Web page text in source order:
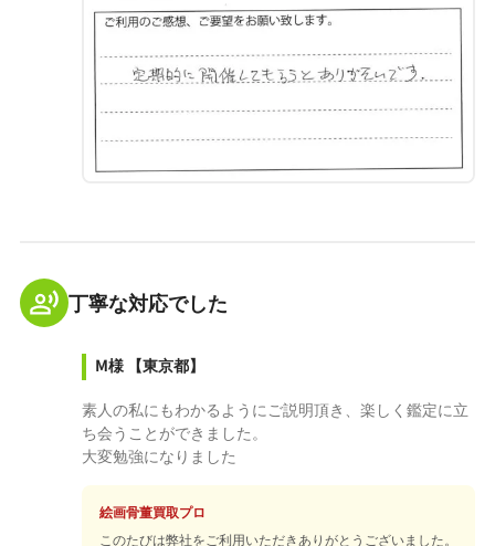
丁寧な対応でした
M様 【東京都】
素人の私にもわかるようにご説明頂き、楽しく鑑定に立
ち会うことができました。
大変勉強になりました
絵画骨董買取プロ
このたびは弊社をご利用いただきありがとうございました。